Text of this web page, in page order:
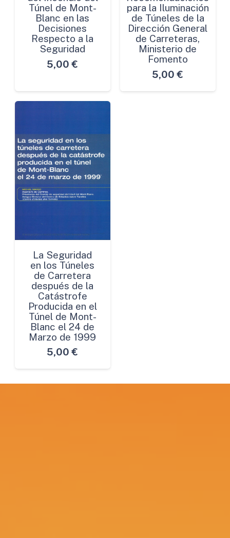
Túnel de Mont-
Blanc en las
Decisiones
Respecto a la
Seguridad
5,00 €
para la Iluminación
de Túneles de la
Dirección General
de Carreteras,
Ministerio de
Fomento
5,00 €
La Seguridad
en los Túneles
de Carretera
después de la
Catástrofe
Producida en el
Túnel de Mont-
Blanc el 24 de
Marzo de 1999
5,00 €